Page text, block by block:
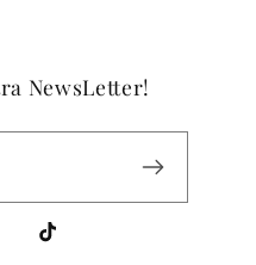
NewsLetter!
TikTok